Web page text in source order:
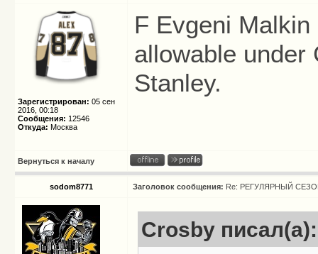
Зарегистрирован: 05 сен
2016, 00:18
Сообщения: 12546
Откуда: Москва
F Evgeni
allowable under
Stanley.
Вернуться к началу
sodom8771 Заголовок сообщения: Re: РЕГУЛЯРНЫЙ
Crosby писал(а):